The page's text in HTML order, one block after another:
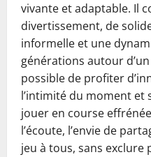
vivante et adaptable. Il
divertissement, de
informelle et une
générations autour
possible de profiter
l’intimité du moment et
jouer en course
l’écoute, l’envie de
jeu à tous, sans exclure